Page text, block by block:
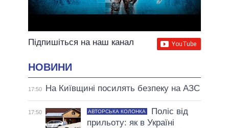
Підпишіться на наш канал
НОВИНИ
17:50 На Київщині посилять безпеку на АЗС
17:50 АВТОРСЬКА КОЛОНКА
Поліс від
прильоту: як в Україні